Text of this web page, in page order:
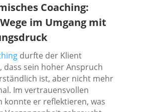
Coaching:
im Umgang mit
durfte der Klient
dass sein hoher Anspruch
ist, aber nicht mehr
Im vertrauensvollen
konnte er reflektieren, was